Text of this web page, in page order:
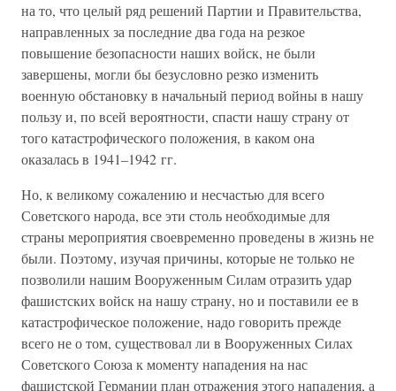
на то, что целый ряд решений Партии и Правительства,
направленных за последние два года на резкое
повышение безопасности наших войск, не были
завершены, могли бы безусловно резко изменить
военную обстановку в начальный период войны в нашу
пользу и, по всей вероятности, спасти нашу страну от
того катастрофического положения, в каком она
оказалась в 1941–1942 гг.
Но, к великому сожалению и несчастью для всего
Советского народа, все эти столь необходимые для
страны мероприятия своевременно проведены в жизнь не
были. Поэтому, изучая причины, которые не только не
позволили нашим Вооруженным Силам отразить удар
фашистских войск на нашу страну, но и поставили ее в
катастрофическое положение, надо говорить прежде
всего не о том, существовал ли в Вооруженных Силах
Советского Союза к моменту нападения на нас
фашистской Германии план отражения этого нападения, а